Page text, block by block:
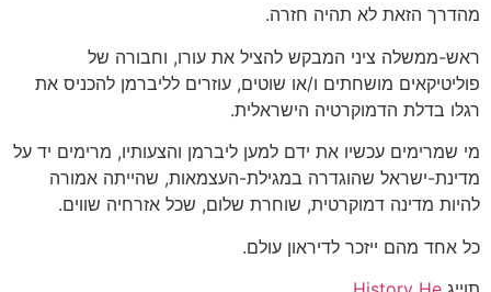
מהדרך הזאת לא תהיה חזרה.
ראש-ממשלה ציני המבקש להציל את עורו, וחבורה של
פוליטיקאים מושחתים ו/או שוטים, עוזרים לליברמן להכניס את
רגלו בדלת הדמוקרטיה הישראלית.
מי שמרימים עכשיו את ידם למען ליברמן והצעותיו, מרימים יד על
מדינת-ישראל שהוגדרה במגילת-העצמאות, שהייתה אמורה
להיות מדינה דמוקרטית, שוחרת שלום, שכל אזרחיה שווים.
כל אחד מהם ייזכר לדיראון עולם.